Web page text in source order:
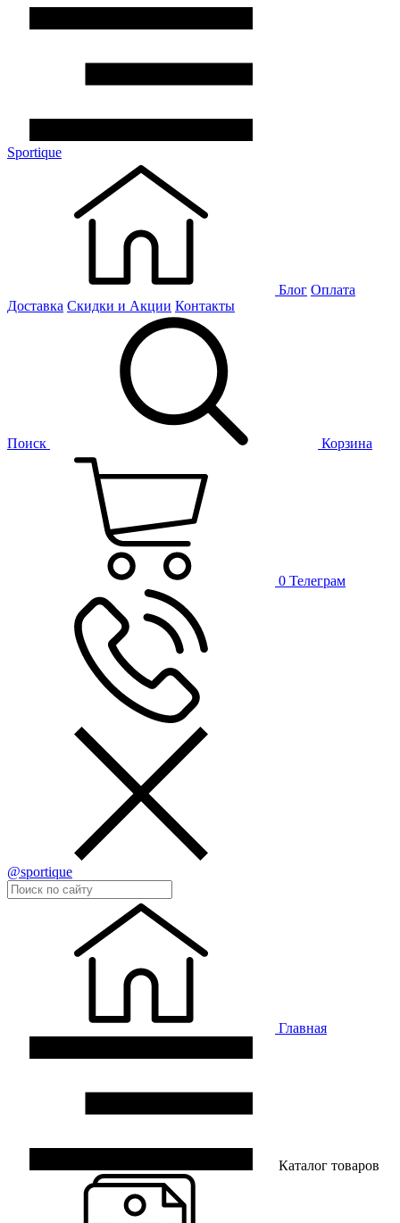
Sportique
Блог Оплата
Доставка Скидки и Акции Контакты
Поиск Корзина
0 Телеграм
@sportique
Главная
Каталог товаров